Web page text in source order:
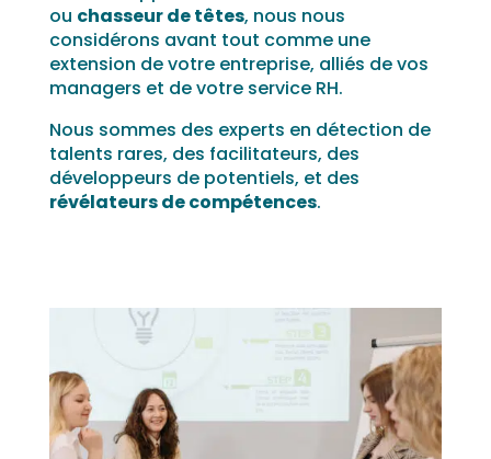
ou chasseur de têtes, nous nous
considérons avant tout comme une
extension de votre entreprise, alliés de vos
managers et de votre service RH.
Nous sommes des experts en détection de
talents rares, des facilitateurs, des
développeurs de potentiels, et des
révélateurs de compétences.